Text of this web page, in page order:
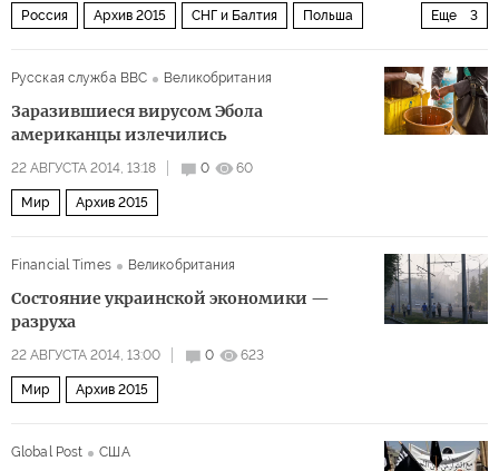
Еще 3
Россия Архив 2015 СНГ и Балтия Польша
Русская служба BBC
Великобритания
Заразившиеся вирусом Эбола
американцы излечились
22 АВГУСТА 2014, 13:18 0 60
Мир Архив 2015
Financial Times Великобритания
Состояние украинской экономики —
разруха
22 АВГУСТА 2014, 13:00 0 623
Мир Архив 2015
Global Post США